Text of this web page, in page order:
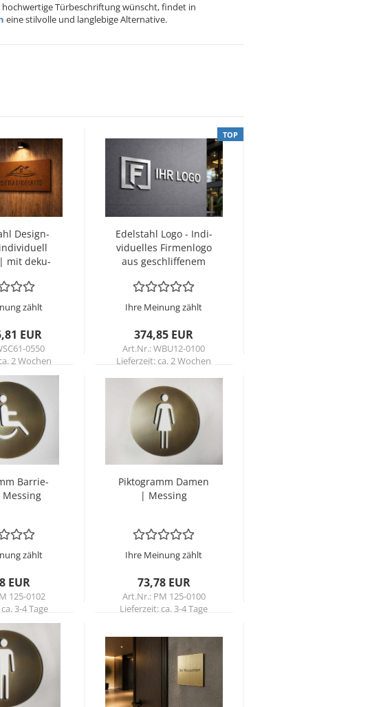
Türbeschriftung wünscht, findet in
eine stilvolle und langlebige Alternative.
De­sign­
mit de­ku­
zählt
EUR
0550
2 Wochen
TOP
Edel­stahl Logo - In­di­
vi­du­el­les Fir­men­lo­go
aus ge­schlif­fe­nem
Ihre Meinung zählt
374,85 EUR
Art.Nr.: WBU12-0100
Lieferzeit:ca. 2 Wochen
Bar­rie­
zählt
EUR
125-0102
ca. 3-4 Tage
Pik­to­gramm Damen
| Mes­sing
Ihre Meinung zählt
73,78 EUR
Art.Nr.: PM 125-0100
Lieferzeit:ca. 3-4 Tage